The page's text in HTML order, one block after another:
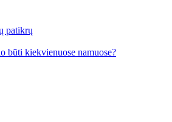
patikrų
būti kiekvienuose namuose?